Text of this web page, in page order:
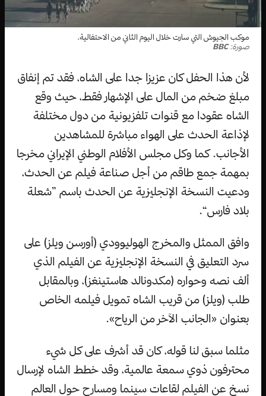
موكب الجيوش التي سارت خلال اليوم الثاني من الاحتفالية.
صورة:BBC
لأن هذا الحفل كان عزيزا جدا على الشاه، فقد تم إنفاق
مبلغ ضخم من المال على الإشهار فقط، حيث وقع
الشاه عقودا مع قنوات تلفزيونية من دول مختلفة
لإذاعة الحدث على الهواء مباشرة للمشاهدين
الأجانب. كما وكل مجلس الأفلام الوطني الإيراني مخرجا
بمهمة جمع طاقم من أجل صناعة فيلم عن الحدث،
ودعيت النسخة الإنجليزية عن الحدث باسم ”شعلة
بلاد فارس“.
وافق الممثل والمخرج الهوليوودي (أورسن ويلز) على
سرد التعليق في النسخة الإنجليزية عن الفيلم الذي
ألف نصه وحواره (مكدونالد هاستينغز)، وبالمقابل
طلب (ويلز) من قريب الشاه تمويل فيلمه الخاص
بعنوان «الجانب الآخر من الرياح».
مثلما سبق لنا قوله، كان قد أشرف على كل شيء
محترفون ذوي سمعة عالمية، وقد خطط الشاه لإرسال
نسخ عن الفيلم لقاعات سينما ومسارح حول العالم